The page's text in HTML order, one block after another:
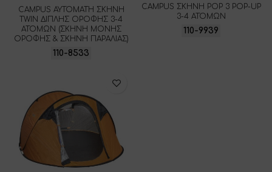
CAMPUS ΑΥΤΟΜΑΤΗ ΣΚΗΝΗ
TWIN ΔΙΠΛΗΣ ΟΡΟΦΗΣ 3-4
ΑΤΟΜΩΝ (ΣΚΗΝΗ ΜΟΝΗΣ
ΟΡΟΦΗΣ & ΣΚΗΝΗ ΠΑΡΑΛΙΑΣ)
110-8533
CAMPUS ΣΚΗΝΗ POP 3 POP-UP
3-4 ΑΤΟΜΩΝ
110-9939